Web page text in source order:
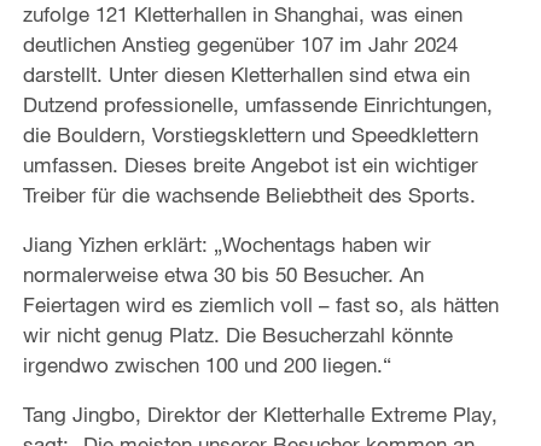
zufolge 121 Kletterhallen in Shanghai, was einen
deutlichen Anstieg gegenüber 107 im Jahr 2024
darstellt. Unter diesen Kletterhallen sind etwa ein
Dutzend professionelle, umfassende Einrichtungen,
die Bouldern, Vorstiegsklettern und Speedklettern
umfassen. Dieses breite Angebot ist ein wichtiger
Treiber für die wachsende Beliebtheit des Sports.
Jiang Yizhen erklärt: „Wochentags haben wir
normalerweise etwa 30 bis 50 Besucher. An
Feiertagen wird es ziemlich voll – fast so, als hätten
wir nicht genug Platz. Die Besucherzahl könnte
irgendwo zwischen 100 und 200 liegen.“
Tang Jingbo, Direktor der Kletterhalle Extreme Play,